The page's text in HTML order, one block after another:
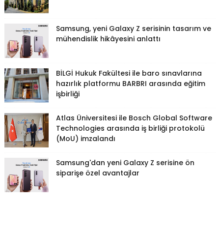
Samsung, yeni Galaxy Z serisinin tasarım ve
mühendislik hikâyesini anlattı
BİLGİ Hukuk Fakültesi ile baro sınavlarına
hazırlık platformu BARBRI arasında eğitim
işbirliği
Atlas Üniversitesi ile Bosch Global Software
Technologies arasında iş birliği protokolü
(MoU) imzalandı
Samsung'dan yeni Galaxy Z serisine ön
siparişe özel avantajlar